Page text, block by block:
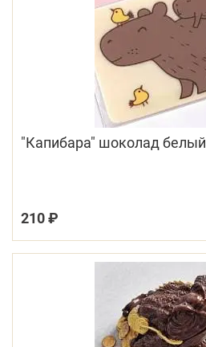
"Капибара" шоколад белый
210 ₽